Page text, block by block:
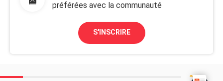
préférées avec la communauté
S'INSCRIRE